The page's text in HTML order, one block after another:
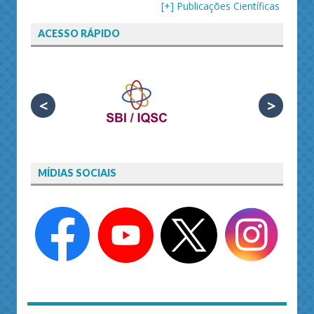
[+] Publicações Científicas
ACESSO RÁPIDO
< >
MÍDIAS SOCIAIS